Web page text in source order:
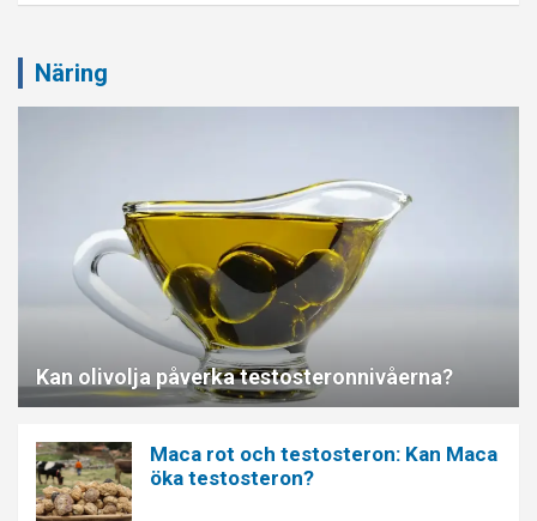
Näring
Kan olivolja påverka testosteronnivåerna?
Maca rot och testosteron: Kan Maca
öka testosteron?